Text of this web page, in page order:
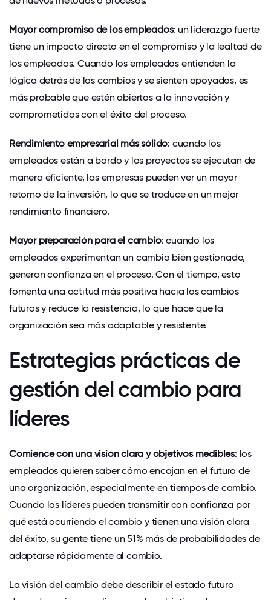
Mayor compromiso de los empleados: un liderazgo fuerte
tiene un impacto directo en el compromiso y la lealtad de
los empleados. Cuando los empleados entienden la
lógica detrás de los cambios y se sienten apoyados, es
más probable que estén abiertos a la innovación y
comprometidos con el éxito del proceso.
Rendimiento empresarial más sólido: cuando los
empleados están a bordo y los proyectos se ejecutan de
manera eficiente, las empresas pueden ver un mayor
retorno de la inversión, lo que se traduce en un mejor
rendimiento financiero.
Mayor preparación para el cambio: cuando los
empleados experimentan un cambio bien gestionado,
generan confianza en el proceso. Con el tiempo, esto
fomenta una actitud más positiva hacia los cambios
futuros y reduce la resistencia, lo que hace que la
organización sea más adaptable y resistente.
Estrategias prácticas de
gestión del cambio para
líderes
Comience con una visión clara y objetivos medibles: los
empleados quieren saber cómo encajan en el futuro de
una organización, especialmente en tiempos de cambio.
Cuando los líderes pueden transmitir con confianza por
qué está ocurriendo el cambio y tienen una visión clara
del éxito, su gente tiene un 51% más de probabilidades de
adaptarse rápidamente al cambio.
La visión del cambio debe describir el estado futuro